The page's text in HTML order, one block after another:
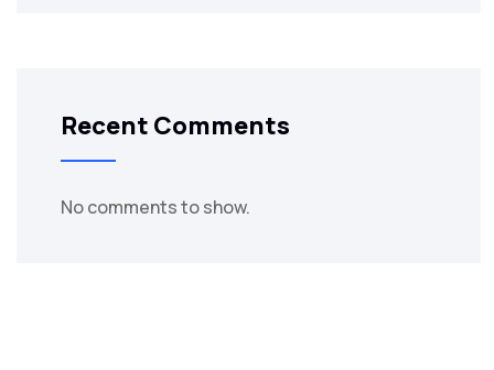
Recent Comments
No comments to show.